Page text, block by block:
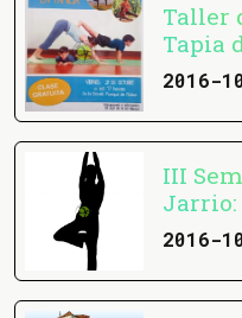
Taller
Tapia
2016-
III
Jarrio:
2016-